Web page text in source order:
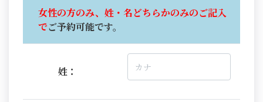
女性の方のみ、姓・名どちらかのみのご記入
でご予約可能です。
姓：